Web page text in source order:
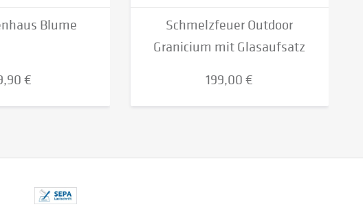
Blume
€
Schmelzfeuer Outdoor
Granicium mit Glasaufsatz
199,00 €